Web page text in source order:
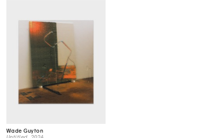
Wade Guyton